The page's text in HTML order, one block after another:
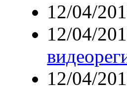
12/04/
12/04/
12/04/